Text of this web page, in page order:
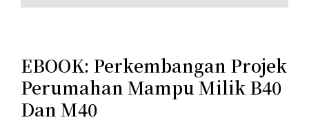
EBOOK: Perkembangan Projek
Perumahan Mampu Milik B40
Dan M40